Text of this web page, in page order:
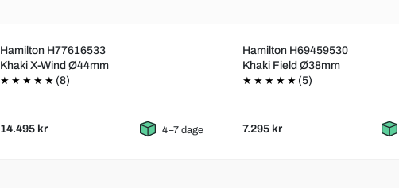
Hamilton H77616533
Khaki X-Wind Ø44mm
(8)
14.495 kr 4–7 dage
Hamilton H69459530
Khaki Field Ø38mm
(5)
7.295 kr